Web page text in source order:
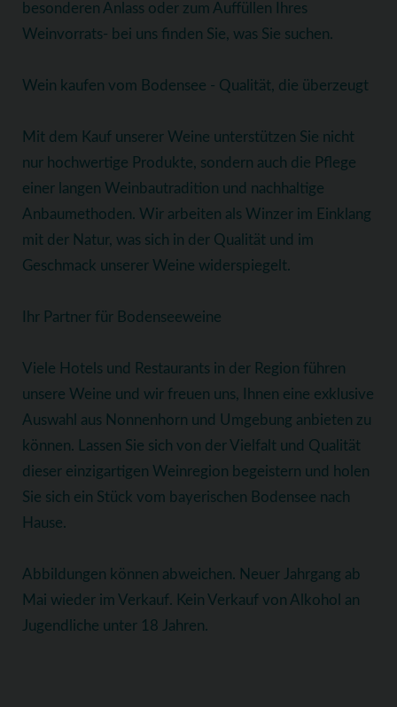
besonderen Anlass oder zum Auffüllen Ihres
Weinvorrats- bei uns finden Sie, was Sie suchen.
Wein kaufen vom Bodensee - Qualität, die überzeugt
Mit dem Kauf unserer Weine unterstützen Sie nicht
nur hochwertige Produkte, sondern auch die Pflege
einer langen Weinbautradition und nachhaltige
Anbaumethoden. Wir arbeiten als Winzer im Einklang
mit der Natur, was sich in der Qualität und im
Geschmack unserer Weine widerspiegelt.
Ihr Partner für Bodenseeweine
Viele Hotels und Restaurants in der Region führen
unsere Weine und wir freuen uns, Ihnen eine exklusive
Auswahl aus Nonnenhorn und Umgebung anbieten zu
können. Lassen Sie sich von der Vielfalt und Qualität
dieser einzigartigen Weinregion begeistern und holen
Sie sich ein Stück vom bayerischen Bodensee nach
Hause.
Abbildungen können abweichen. Neuer Jahrgang ab
Mai wieder im Verkauf. Kein Verkauf von Alkohol an
Jugendliche unter 18 Jahren.